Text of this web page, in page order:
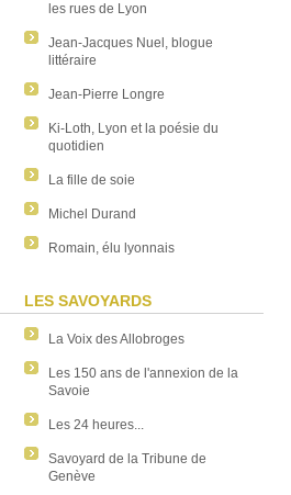
les rues de Lyon
Jean-Jacques Nuel, blogue
littéraire
Jean-Pierre Longre
Ki-Loth, Lyon et la poésie du
quotidien
La fille de soie
Michel Durand
Romain, élu lyonnais
LES SAVOYARDS
La Voix des Allobroges
Les 150 ans de l'annexion de la
Savoie
Les 24 heures...
Savoyard de la Tribune de
Genève